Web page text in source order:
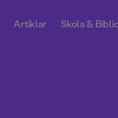
Artiklar Skola &